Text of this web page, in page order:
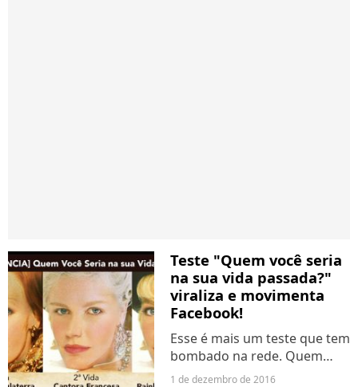
Teste "Quem você seria
na sua vida passada?"
viraliza e movimenta
Facebook!
Esse é mais um teste que tem
bombado na rede. Quem
você seria?
1 de dezembro de 2016